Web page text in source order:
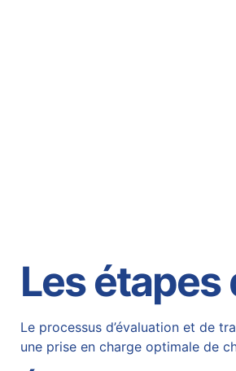
Les étapes
Le processus d’évaluation et de
une prise en charge optimale de